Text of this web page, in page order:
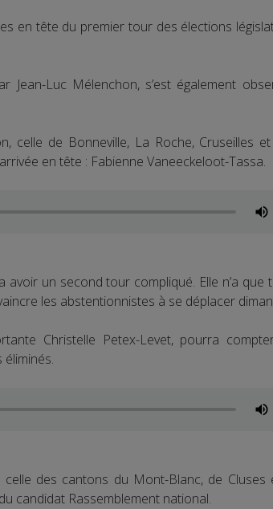
en tête du premier tour des élections
Jean-Luc Mélenchon, s’est également
celle de Bonneville, La Roche, Cruseilles
en tête : Fabienne Vaneeckeloot-Tassa.
avoir un second tour compliqué. Elle n’a que
les abstentionnistes à se déplacer
Christelle Petex-Levet, pourra
celle des cantons du Mont-Blanc, de Cluses
candidat Rassemblement national.